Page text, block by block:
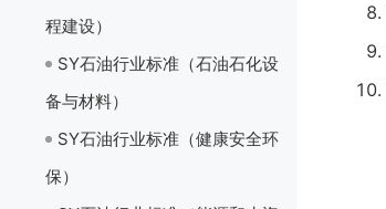
程建设）
SY石油行业标准（石油石化设
备与材料）
SY石油行业标准（健康安全环
保）